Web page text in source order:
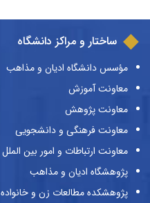
ساختار و مراکز دانشگاه
مؤسس دانشگاه ادیان و مذاهب
معاونت آموزش
معاونت پژوهش
معاونت فرهنگی و دانشجویی
معاونت ارتباطات و امور بین الملل
پژوهشگاه ادیان و مذاهب
پژوهشکده مطالعات زن و خانواده